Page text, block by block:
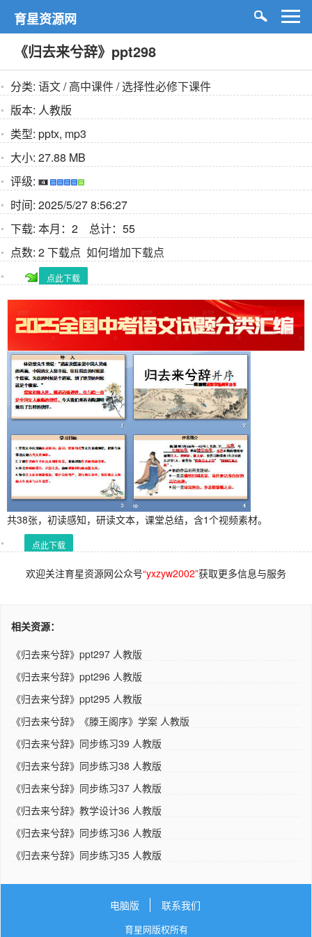
育星资源网
《归去来兮辞》ppt298
分类: 语文/高中课件/选择性必修下课件
版本: 人教版
类型: pptx, mp3
大小: 27.88 MB
评级:
时间: 2025/5/27 8:56:27
下载: 本月：2 总计：55
点数: 2 下载点 如何增加下载点
点此下载
共38张，初读感知，研读文本，课堂总结，含1个视频素材。
点此下载
欢迎关注育星资源网公众号“yxzyw2002”获取更多信息与服务
相关资源：
《归去来兮辞》ppt297 人教版
《归去来兮辞》ppt296 人教版
《归去来兮辞》ppt295 人教版
《归去来兮辞》《滕王阁序》学案 人教版
《归去来兮辞》同步练习39 人教版
《归去来兮辞》同步练习38 人教版
《归去来兮辞》同步练习37 人教版
《归去来兮辞》教学设计36 人教版
《归去来兮辞》同步练习36 人教版
《归去来兮辞》同步练习35 人教版
电脑版 联系我们
育星网版权所有